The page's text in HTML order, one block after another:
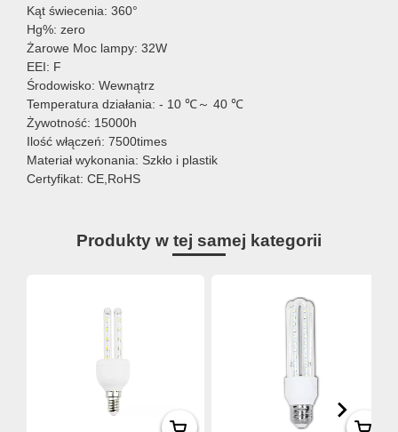
Kąt świecenia: 360°
Hg%: zero
Żarowe Moc lampy: 32W
EEI: F
Środowisko: Wewnątrz
Temperatura działania: - 10 ℃～ 40 ℃
Żywotność: 15000h
Ilość włączeń: 7500times
Materiał wykonania: Szkło i plastik
Certyfikat: CE,RoHS
Produkty w tej samej kategorii